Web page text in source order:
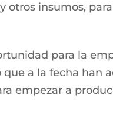
otros insumos,
para la
a la fecha han
empezar a